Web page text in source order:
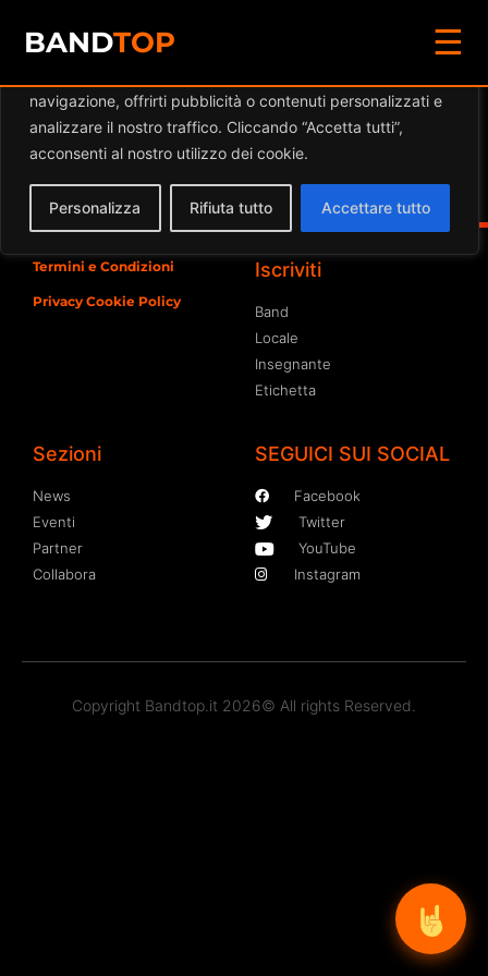
Diamo valore alla tua privacy
navigazione, offrirti pubblicità o contenuti personalizzati e
analizzare il nostro traffico. Cliccando “Accetta tutti”,
acconsenti al nostro utilizzo dei cookie.
Personalizza Rifiuta tutto Accettare tutto
BANDTOP
☰
Eventi aMAVERICK
Termini e Condizioni
Privacy Cookie Policy
Iscriviti
Band
Locale
Insegnante
Etichetta
Sezioni
News
Eventi
Partner
Collabora
SEGUICI SUI SOCIAL
Facebook
Twitter
YouTube
Instagram
Copyright Bandtop.it 2026© All rights Reserved.